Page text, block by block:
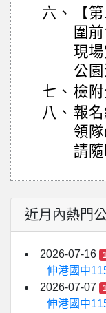
六、
【
圍
現
公
七、 檢
八、 報
領
請
近月內熱門
2026-07-16
伸港國中
2026-07-07
伸港國中